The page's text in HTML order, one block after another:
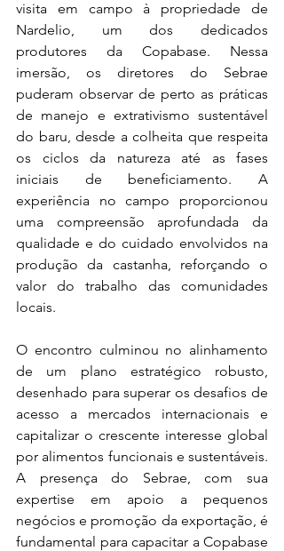
visita em campo à propriedade de
Nardelio, um dos dedicados
produtores da Copabase. Nessa
imersão, os diretores do Sebrae
puderam observar de perto as práticas
de manejo e extrativismo sustentável
do baru, desde a colheita que respeita
os ciclos da natureza até as fases
iniciais de beneficiamento. A
experiência no campo proporcionou
uma compreensão aprofundada da
qualidade e do cuidado envolvidos na
produção da castanha, reforçando o
valor do trabalho das comunidades
locais.
O encontro culminou no alinhamento
de um plano estratégico robusto,
desenhado para superar os desafios de
acesso a mercados internacionais e
capitalizar o crescente interesse global
por alimentos funcionais e sustentáveis.
A presença do Sebrae, com sua
expertise em apoio a pequenos
negócios e promoção da exportação, é
fundamental para capacitar a Copabase